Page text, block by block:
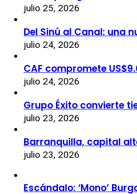
julio 25, 2026
Del Sinú al Canal: una
julio 24, 2026
CAF compromete
julio 24, 2026
Grupo Éxito convierte
julio 23, 2026
Barranquilla, capital
julio 23, 2026
Escándalo: ‘Mono’